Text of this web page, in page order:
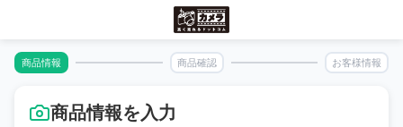
商品情報 商品確認 お客様情報
商品情報を入力